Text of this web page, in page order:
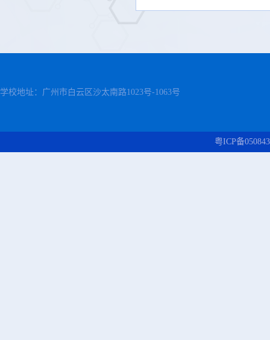
学校地址：广州市白云区沙太南路1023号-1063号
粤ICP备